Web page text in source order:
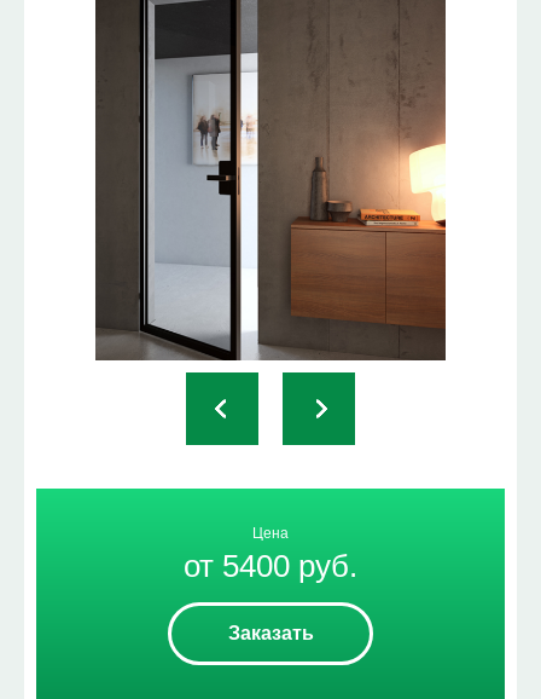
Цена
от 5400 руб.
Заказать